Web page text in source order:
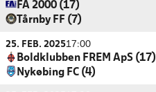
FA 2000 (17)
Tårnby FF (7)
25. FEB. 202517:00
Boldklubben FREM ApS (17)
Nykøbing FC (4)